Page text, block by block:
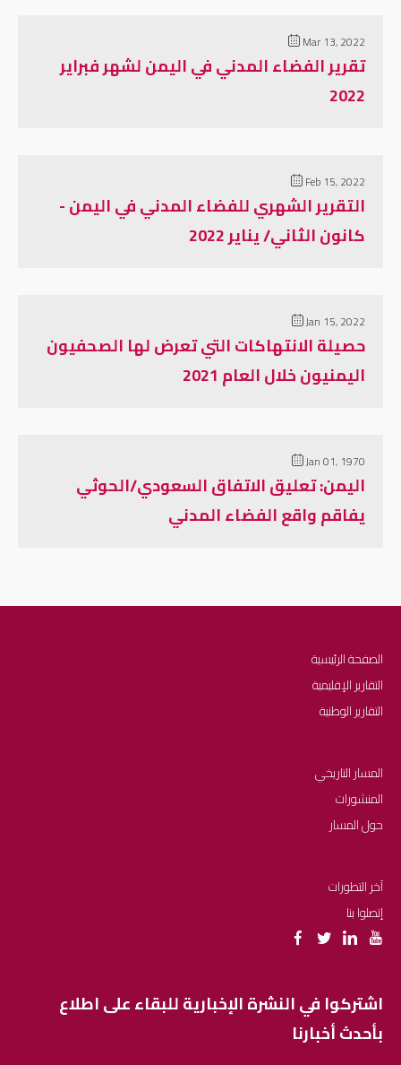
Mar 13, 2022
تقرير الفضاء المدني في اليمن لشهر فبراير
2022
Feb 15, 2022
التقرير الشهري للفضاء المدني في اليمن -
كانون الثاني/ يناير 2022
Jan 15, 2022
حصيلة الانتهاكات التي تعرض لها الصحفيون
اليمنيون خلال العام 2021
Jan 01, 1970
اليمن: تعليق الاتفاق السعودي/الحوثي
يفاقم واقع الفضاء المدني
الصفحة الرئيسية
التقارير الإقليمية
التقارير الوطنية
المسار التاريخي
المنشورات
حول المسار
آخر التطورات
إتصلوا بنا
اشتركوا في النشرة الإخبارية للبقاء على اطلاع
بأحدث أخبارنا